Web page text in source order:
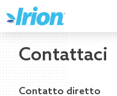
al
contenuto
Contattaci
Contatto diretto